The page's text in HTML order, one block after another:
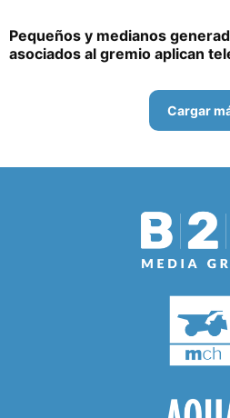
Pequeños y medianos
asociados al gremio aplican
Cargar